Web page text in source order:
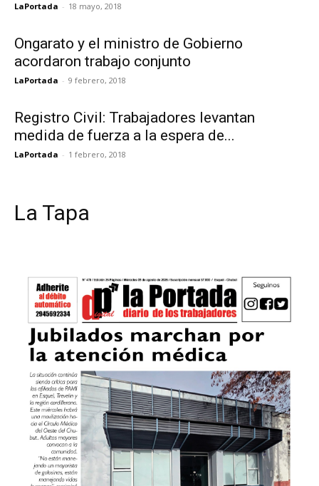
LaPortada - 18 mayo, 2018
Ongarato y el ministro de Gobierno
acordaron trabajo conjunto
LaPortada - 9 febrero, 2018
Registro Civil: Trabajadores levantan
medida de fuerza a la espera de...
LaPortada - 1 febrero, 2018
La Tapa